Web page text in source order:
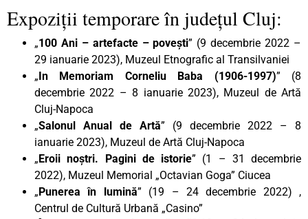
Expoziții temporare în județul Cluj:
„100 Ani – artefacte – povești” (9 decembrie 2022 –
29 ianuarie 2023), Muzeul Etnografic al Transilvaniei
„In Memoriam Corneliu Baba (1906-1997)” (8
decembrie 2022 – 8 ianuarie 2023), Muzeul de Artă
Cluj-Napoca
„Salonul Anual de Artă” (9 decembrie 2022 – 8
ianuarie 2023), Muzeul de Artă Cluj-Napoca
„Eroii noștri. Pagini de istorie” (1 – 31 decembrie
2022), Muzeul Memorial „Octavian Goga” Ciucea
„Punerea în lumină” (19 – 24 decembrie 2022) ,
Centrul de Cultură Urbană „Casino”